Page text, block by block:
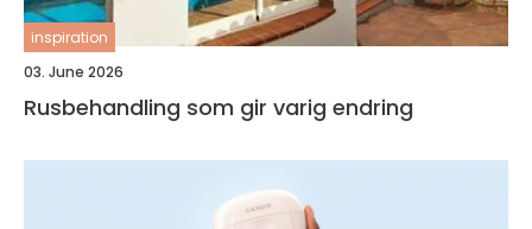
inspiration
03. June 2026
Rusbehandling som gir varig endring